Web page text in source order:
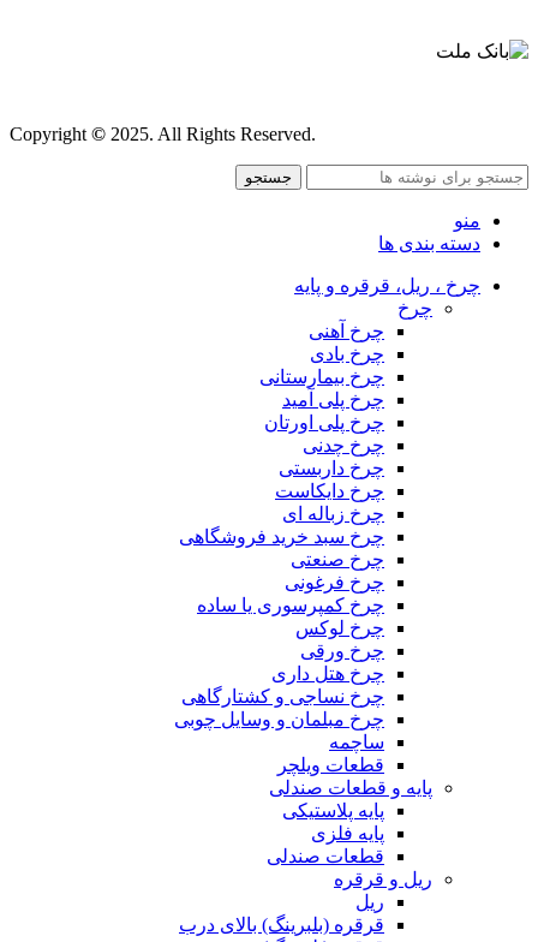
Copyright© 2025. All Rights Reserved.
جستجو
منو
دسته بندی ها
چرخ ، ریل، قرقره و پایه
چرخ
چرخ آهنی
چرخ بادی
چرخ بیمارستانی
چرخ پلی آمید
چرخ پلی اورتان
چرخ چدنی
چرخ داربستی
چرخ دایکاست
چرخ زباله ای
چرخ سبد خرید فروشگاهی
چرخ صنعتی
چرخ فرغونی
چرخ کمپرسوری یا ساده
چرخ لوکس
چرخ ورقی
چرخ هتل داری
چرخ نساجی و کشتارگاهی
چرخ مبلمان و وسایل چوبی
ساچمه
قطعات ویلچر
پایه و قطعات صندلی
پایه پلاستیکی
پایه فلزی
قطعات صندلی
ریل و قرقره
ریل
قرقره (بلبرینگ) بالای درب